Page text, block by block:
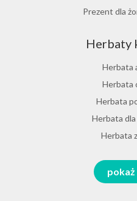
Herbata z
Prezent dla
Prezent dla
Prezent dla
Prezent dla
Prezent dla
Prezent dla
Prezent dla
Herbaty
Herbata
Herbata
Herbata
Herbata
Herbata
Melisa
Zestawy na